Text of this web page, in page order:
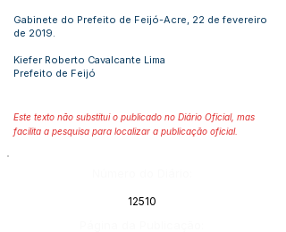
Gabinete do Prefeito de Feijó-Acre, 22 de fevereiro
de 2019.
Kiefer Roberto Cavalcante Lima
Prefeito de Feijó
Este texto não substitui o publicado no Diário Oficial, mas
facilita a pesquisa para localizar a publicação oficial.
12510